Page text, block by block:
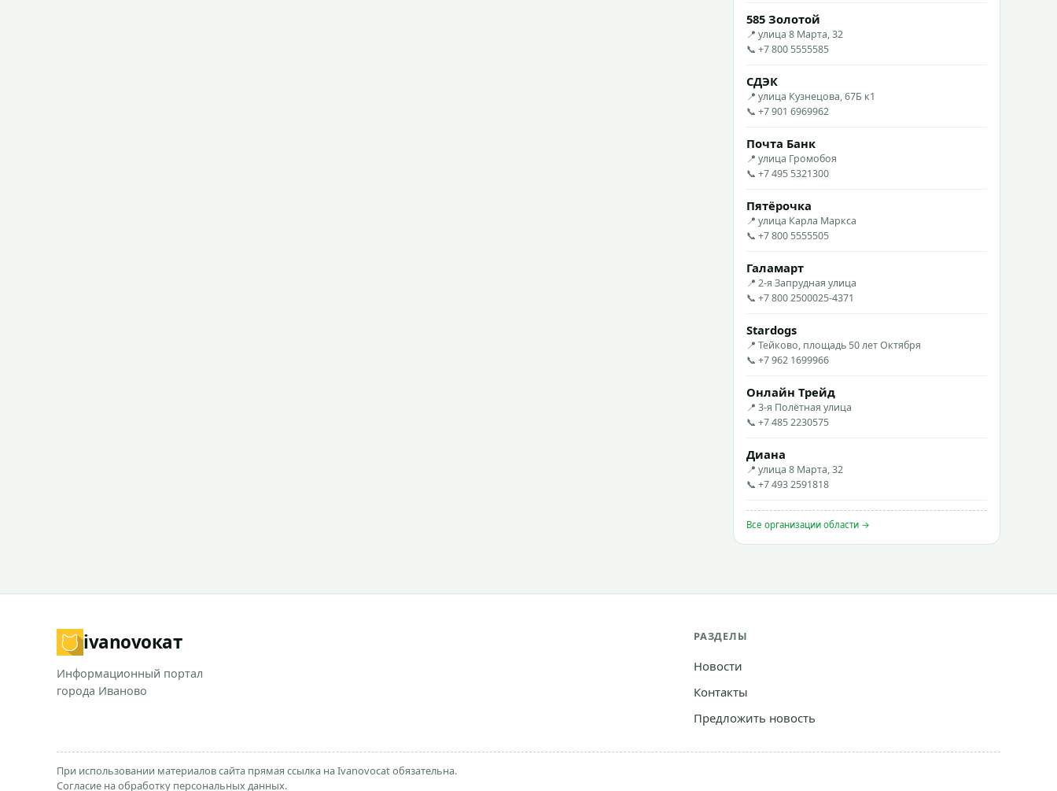
585 Золотой
📍 улица 8 Марта, 32
📞 +7 800 5555585
СДЭК
📍 улица Кузнецова, 67Б к1
📞 +7 901 6969962
Почта Банк
📍 улица Громобоя
📞 +7 495 5321300
Пятёрочка
📍 улица Карла Маркса
📞 +7 800 5555505
Галамарт
📍 2-я Запрудная улица
📞 +7 800 2500025-4371
Stardogs
📍 Тейково, площадь 50 лет Октября
📞 +7 962 1699966
Онлайн Трейд
📍 3-я Полётная улица
📞 +7 485 2230575
Диана
📍 улица 8 Марта, 32
📞 +7 493 2591818
Все организации области →
ivanovoкат
Информационный портал
города Иваново
РАЗДЕЛЫ
Новости
Контакты
Предложить новость
При использовании материалов сайта прямая ссылка на Ivanovocat обязательна.
Согласие на обработку персональных данных.